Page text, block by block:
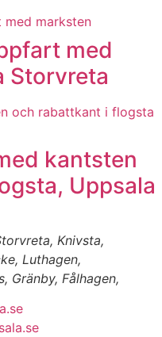
med
Storvreta
kantsten
Uppsala
Knivsta,
Luthagen,
Gränby, Fålhagen,